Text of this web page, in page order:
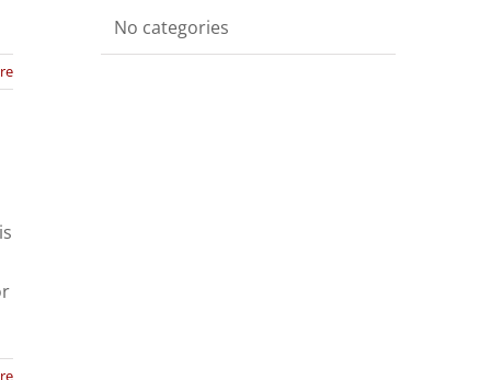
No categories